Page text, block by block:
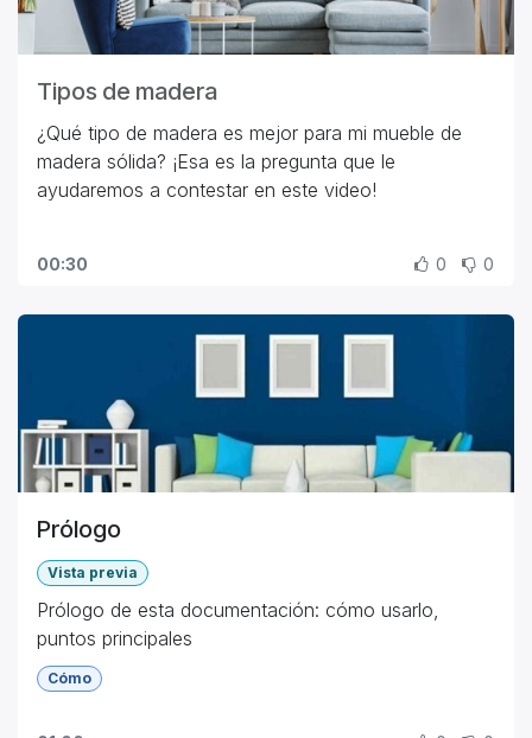
Tipos de madera
¿Qué tipo de madera es mejor para mi mueble de
madera sólida? ¡Esa es la pregunta que le
ayudaremos a contestar en este video!
00:30 0 0
Prólogo
Vista previa
Prólogo de esta documentación: cómo usarlo,
puntos principales
Cómo